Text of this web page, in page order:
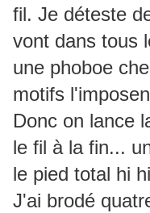
fil. Je déteste
vont dans tous
une phoboe
motifs
Donc on lance
le fil à la fin...
le pied total hi
J'ai brodé